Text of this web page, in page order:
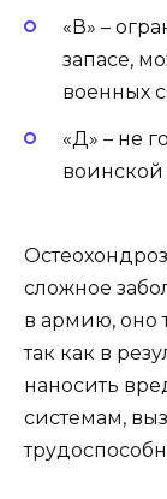
«В» –
запасе,
военных
«Д» – не
воинской
сложное
в армию, оно
так как в
наносить
системам,